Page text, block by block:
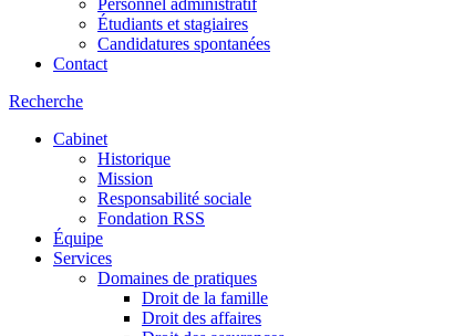
Personnel administratif
Étudiants et stagiaires
Candidatures spontanées
Contact
Recherche
Cabinet
Historique
Mission
Responsabilité sociale
Fondation RSS
Équipe
Services
Domaines de pratiques
Droit de la famille
Droit des affaires